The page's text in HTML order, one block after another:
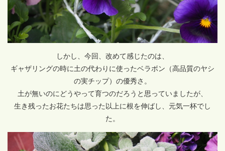
しかし、今回、改めて感じたのは、
ギャザリングの時に土の代わりに使ったベラボン（高品質のヤシ
の実チップ）の優秀さ。
土が無いのにどうやって育つのだろうと思っていましたが、
生き残ったお花たちは思った以上に根を伸ばし、元気一杯でし
た。